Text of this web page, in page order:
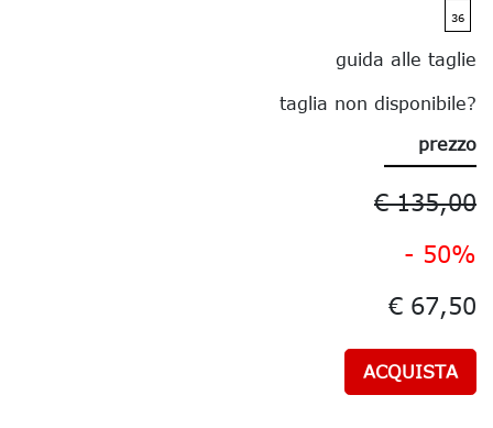
36
guida alle taglie
taglia non disponibile?
prezzo
€ 135,00
- 50%
€ 67,50
ACQUISTA